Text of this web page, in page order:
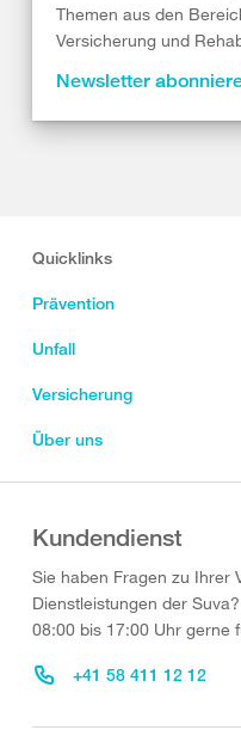
Themen aus den
Versicherung und
Newsletter
Quicklinks
Prävention
Unfall
Versicherung
Über uns
Kundendienst
Sie haben Fragen zu Ihrer
Dienstleistungen der
08:00 bis 17:00 Uhr gerne
+41 58 411 12 12